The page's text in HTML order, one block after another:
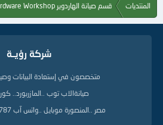
م
المنتديات قسم صيانة الهاردوير hardware Workshop
شركة رؤيــة
متخصصون في إستعادة البيانات
صيانةالاب توب ..المازربورد..
مصر ..المنصورة موبايل ..واتس آب 00201005474787